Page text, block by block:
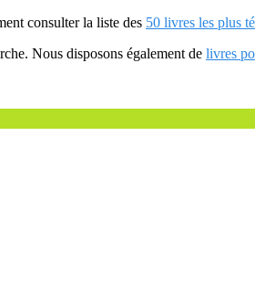
consulter la liste des 50 livres les plus
Nous disposons également de livres